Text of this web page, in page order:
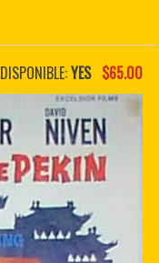
DISPONIBLE:YES $65.00